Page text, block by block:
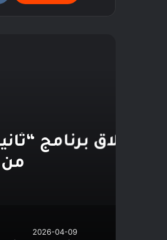
2026-04-09